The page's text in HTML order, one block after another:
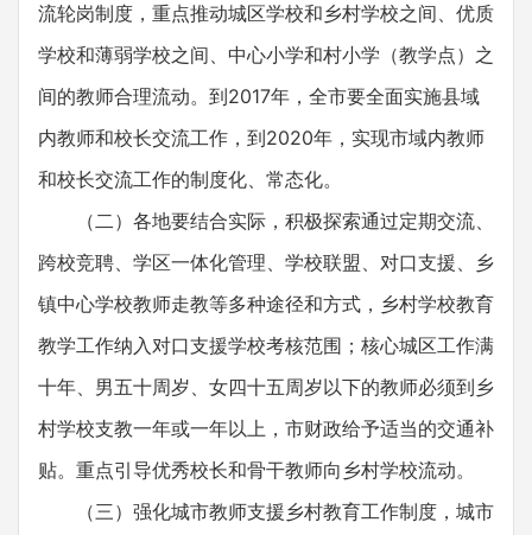
流轮岗制度，重点推动城区学校和乡村学校之间、优质
学校和薄弱学校之间、中心小学和村小学（教学点）之
间的教师合理流动。到2017年，全市要全面实施县域
内教师和校长交流工作，到2020年，实现市域内教师
和校长交流工作的制度化、常态化。
（二）各地要结合实际，积极探索通过定期交流、
跨校竞聘、学区一体化管理、学校联盟、对口支援、乡
镇中心学校教师走教等多种途径和方式，乡村学校教育
教学工作纳入对口支援学校考核范围；核心城区工作满
十年、男五十周岁、女四十五周岁以下的教师必须到乡
村学校支教一年或一年以上，市财政给予适当的交通补
贴。重点引导优秀校长和骨干教师向乡村学校流动。
（三）强化城市教师支援乡村教育工作制度，城市